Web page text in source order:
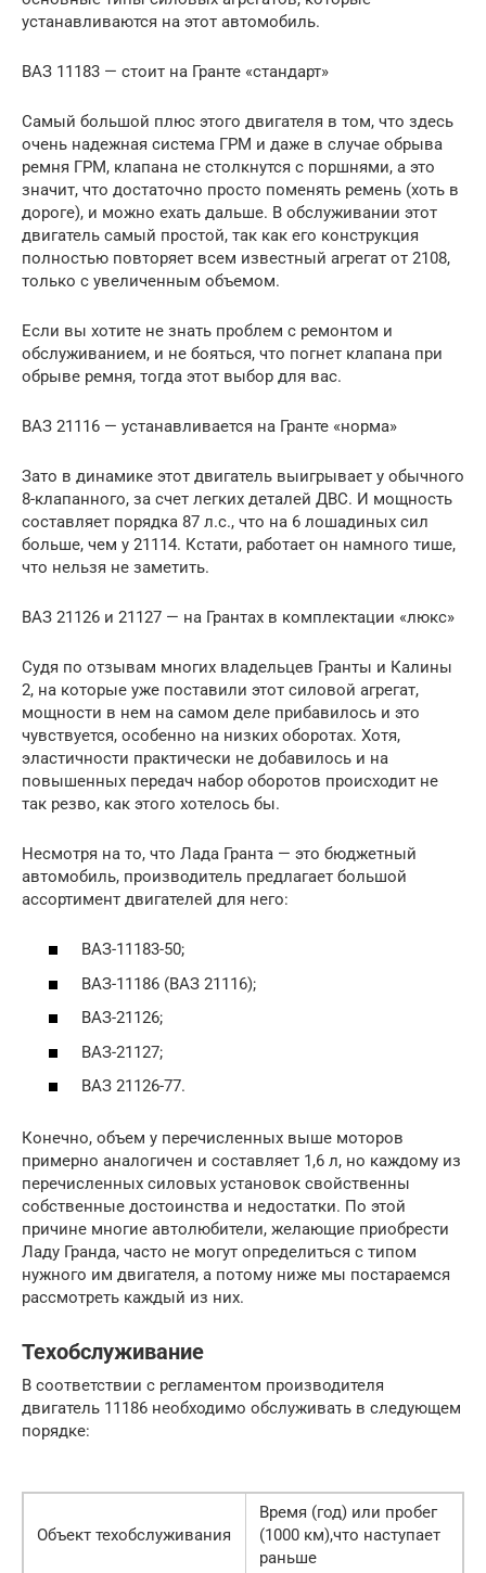
устанавливаются на этот автомобиль.
ВАЗ 11183 — стоит на Гранте «стандарт»
Самый большой плюс этого двигателя в том, что здесь
очень надежная система ГРМ и даже в случае обрыва
ремня ГРМ, клапана не столкнутся с поршнями, а это
значит, что достаточно просто поменять ремень (хоть в
дороге), и можно ехать дальше. В обслуживании этот
двигатель самый простой, так как его конструкция
полностью повторяет всем известный агрегат от 2108,
только с увеличенным объемом.
Если вы хотите не знать проблем с ремонтом и
обслуживанием, и не бояться, что погнет клапана при
обрыве ремня, тогда этот выбор для вас.
ВАЗ 21116 — устанавливается на Гранте «норма»
Зато в динамике этот двигатель выигрывает у обычного
8-клапанного, за счет легких деталей ДВС. И мощность
составляет порядка 87 л.с., что на 6 лошадиных сил
больше, чем у 21114. Кстати, работает он намного тише,
что нельзя не заметить.
ВАЗ 21126 и 21127 — на Грантах в комплектации «люкс»
Судя по отзывам многих владельцев Гранты и Калины
2, на которые уже поставили этот силовой агрегат,
мощности в нем на самом деле прибавилось и это
чувствуется, особенно на низких оборотах. Хотя,
эластичности практически не добавилось и на
повышенных передач набор оборотов происходит не
так резво, как этого хотелось бы.
Несмотря на то, что Лада Гранта — это бюджетный
автомобиль, производитель предлагает большой
ассортимент двигателей для него:
ВАЗ-11183-50;
ВАЗ-11186 (ВАЗ 21116);
ВАЗ-21126;
ВАЗ-21127;
ВАЗ 21126-77.
Конечно, объем у перечисленных выше моторов
примерно аналогичен и составляет 1,6 л, но каждому из
перечисленных силовых установок свойственны
собственные достоинства и недостатки. По этой
причине многие автолюбители, желающие приобрести
Ладу Гранда, часто не могут определиться с типом
нужного им двигателя, а потому ниже мы постараемся
рассмотреть каждый из них.
Техобслуживание
В соответствии с регламентом производителя
двигатель 11186 необходимо обслуживать в следующем
порядке:
Объект техобслуживания
Время (год) или пробег
(1000 км),что наступает
раньше